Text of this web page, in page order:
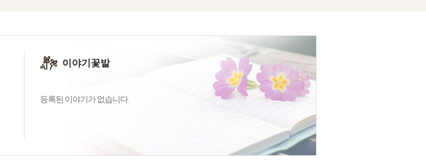
이야기꽃밭
등록된 이야기가 없습니다.